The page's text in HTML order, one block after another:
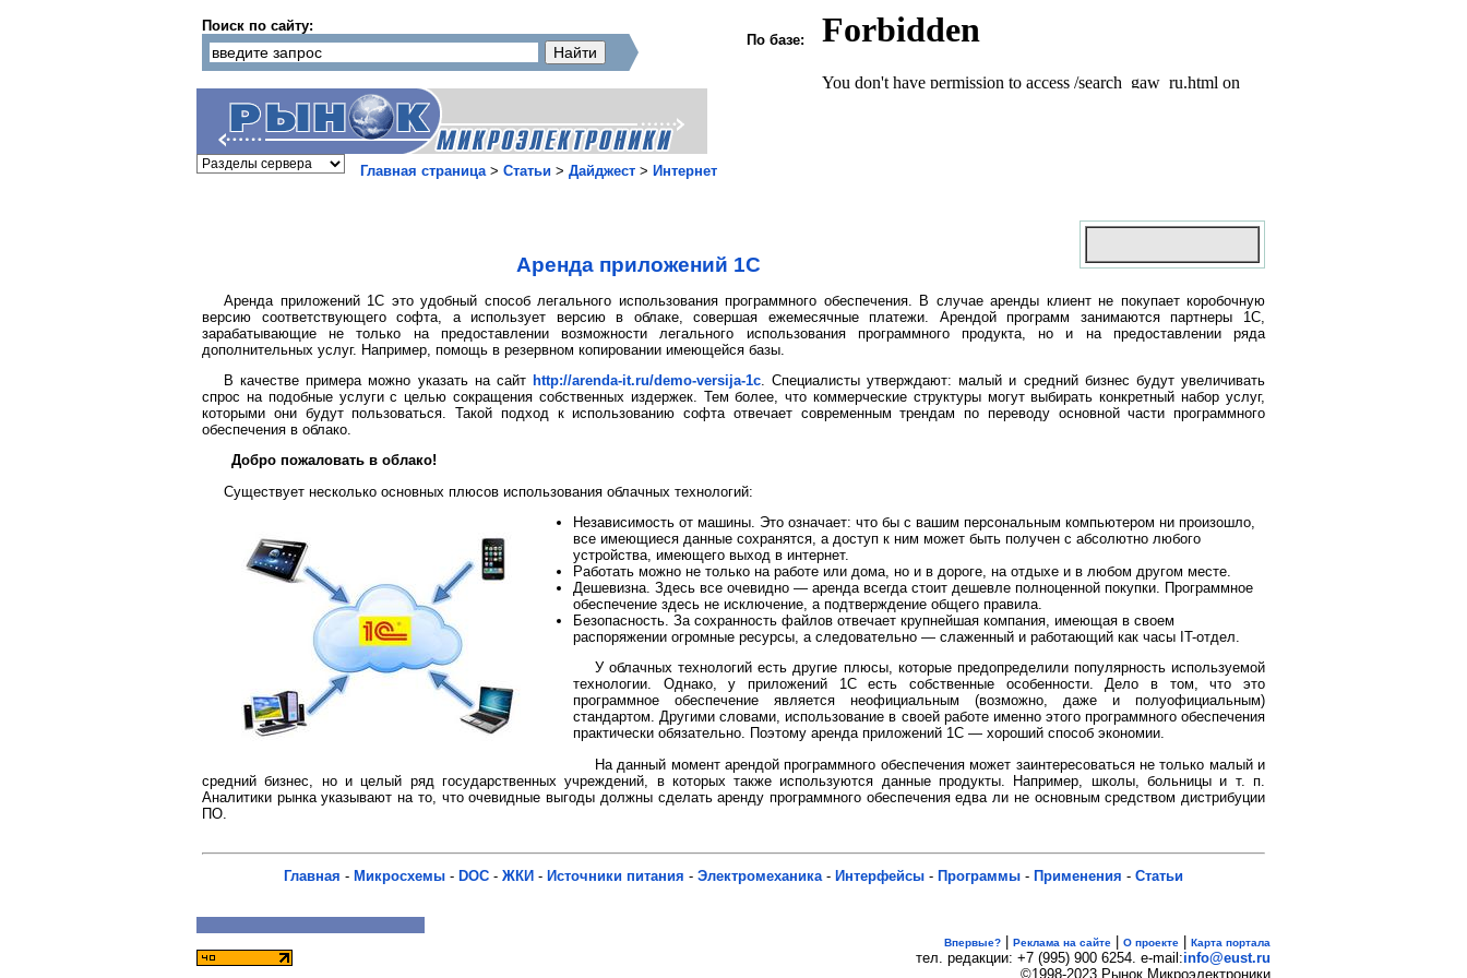
Поиск по сайту:
По базе:
Главная страница> Статьи > Дайджест > Интернет
Аренда приложений 1С
Аренда приложений 1С это удобный способ легального использования программного обеспечения. В случае аренды клиент не покупает коробочную
версию соответствующего софта, а использует версию в облаке, совершая ежемесячные платежи. Арендой программ занимаются партнеры 1С,
зарабатывающие не только на предоставлении возможности легального использования программного продукта, но и на предоставлении ряда
дополнительных услуг. Например, помощь в резервном копировании имеющейся базы.
В качестве примера можно указать на сайт http://arenda-it.ru/demo-versija-1c. Специалисты утверждают: малый и средний бизнес будут увеличивать
спрос на подобные услуги с целью сокращения собственных издержек. Тем более, что коммерческие структуры могут выбирать конкретный набор услуг,
которыми они будут пользоваться. Такой подход к использованию софта отвечает современным трендам по переводу основной части программного
обеспечения в облако.
Добро пожаловать в облако!
Существует несколько основных плюсов использования облачных технологий:
Независимость от машины. Это означает: что бы с вашим персональным компьютером ни произошло,
все имеющиеся данные сохранятся, а доступ к ним может быть получен с абсолютно любого
устройства, имеющего выход в интернет.
Работать можно не только на работе или дома, но и в дороге, на отдыхе и в любом другом месте.
Дешевизна. Здесь все очевидно — аренда всегда стоит дешевле полноценной покупки. Программное
обеспечение здесь не исключение, а подтверждение общего правила.
Безопасность. За сохранность файлов отвечает крупнейшая компания, имеющая в своем
распоряжении огромные ресурсы, а следовательно — слаженный и работающий как часы IT-отдел.
У облачных технологий есть другие плюсы, которые предопределили популярность используемой
технологии. Однако, у приложений 1С есть собственные особенности. Дело в том, что это
программное обеспечение является неофициальным (возможно, даже и полуофициальным)
стандартом. Другими словами, использование в своей работе именно этого программного обеспечения
практически обязательно. Поэтому аренда приложений 1С — хороший способ экономии.
На данный момент арендой программного обеспечения может заинтересоваться не только малый и
средний бизнес, но и целый ряд государственных учреждений, в которых также используются данные продукты. Например, школы, больницы и т. п.
Аналитики рынка указывают на то, что очевидные выгоды должны сделать аренду программного обеспечения едва ли не основным средством дистрибуции
ПО.
Главная - Микросхемы - DOC - ЖКИ - Источники питания - Электромеханика - Интерфейсы - Программы - Применения - Статьи
Впервые? Реклама на сайте О проекте Карта портала
тел. редакции: +7 (995) 900 6254. e-mail:info@eust.ru
©1998-2023 Рынок Микроэлектроники